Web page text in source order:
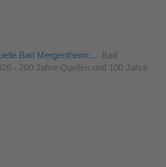
Bad Mergentheim:… Bad
- 200 Jahre Quellen und 100 Jahre